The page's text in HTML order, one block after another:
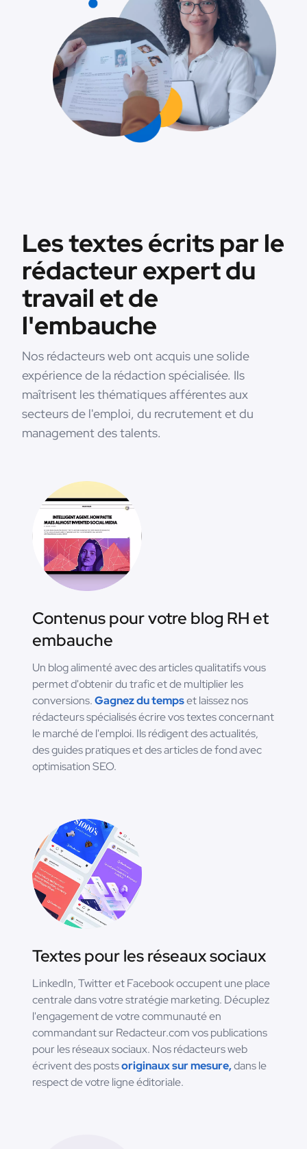
Les textes écrits par le
rédacteur expert du
travail et de
l'embauche
Nos rédacteurs web ont acquis une solide
expérience de la rédaction spécialisée. Ils
maîtrisent les thématiques afférentes aux
secteurs de l'emploi, du recrutement et du
management des talents.
Contenus pour votre blog RH et
embauche
Un blog alimenté avec des articles qualitatifs vous
permet d'obtenir du trafic et de multiplier les
conversions.Gagnez du tempset laissez nos
rédacteurs spécialisés écrire vos textes concernant
le marché de l'emploi. Ils rédigent des actualités,
des guides pratiques et des articles de fond avec
optimisation SEO.
Textes pour les réseaux sociaux
LinkedIn, Twitter et Facebook occupent une place
centrale dans votre stratégie marketing. Décuplez
l'engagement de votre communauté en
commandant sur Redacteur.com vos publications
pour les réseaux sociaux. Nos rédacteurs web
écrivent des postsoriginaux sur mesure,dans le
respect de votre ligne éditoriale.